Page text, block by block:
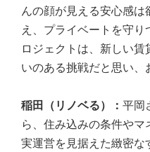
んの顔が見える安心感
え、プライベートを守
ロジェクトは、新しい
いのある挑戦だと思い、
稲田（リノベる）： 平岡
ら、住み込みの条件やマ
実運営を見据えた緻密な